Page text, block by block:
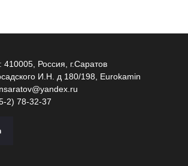
410005, Россия, г.Саратов
И.Н. д 180/198, Eurokamin
2) 78-32-37